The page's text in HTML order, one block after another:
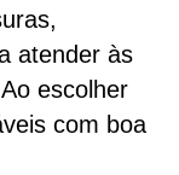
atender às
escolher
com boa